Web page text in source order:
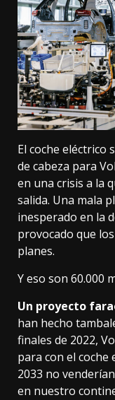
El coche eléctrico
de cabeza para
en una crisis a la
salida. Una mala
inesperado en la
provocado que
planes.
Y eso son 60.000
Un proyecto
han hecho
finales de 2022,
para con el coche
2033 no
en nuestro